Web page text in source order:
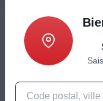
Matière couvre
Type de chassis :
Coloris :
Noir
Consommation